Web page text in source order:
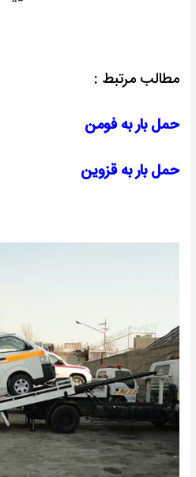
مطالب مرتبط :
حمل بار به فومن
حمل بار به قزوین